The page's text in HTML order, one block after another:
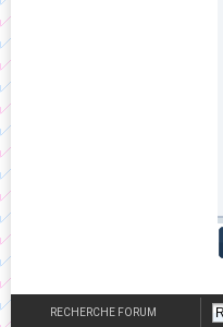
RECHERCHE FORUM